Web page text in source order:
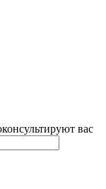
вас